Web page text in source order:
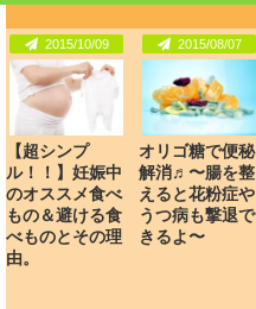
2015/10/09
【超シンプ
ル！！】妊娠中
のオススメ食べ
もの＆避ける食
べものとその理
由。
2015/08/07
オリゴ糖で便秘
解消♬〜腸を整
えると花粉症や
うつ病も撃退で
きるよ〜